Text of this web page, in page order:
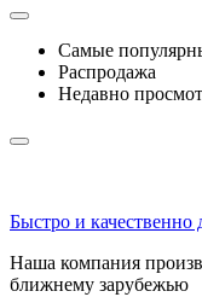
Самые
Распродажа
Недавно
Быстро и качественно
Наша компания
ближнему зарубежью